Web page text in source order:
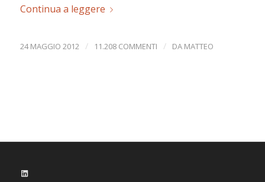
Continua a leggere
24 MAGGIO 2012 / 11.208 COMMENTI / DA MATTEO
LinkedIn